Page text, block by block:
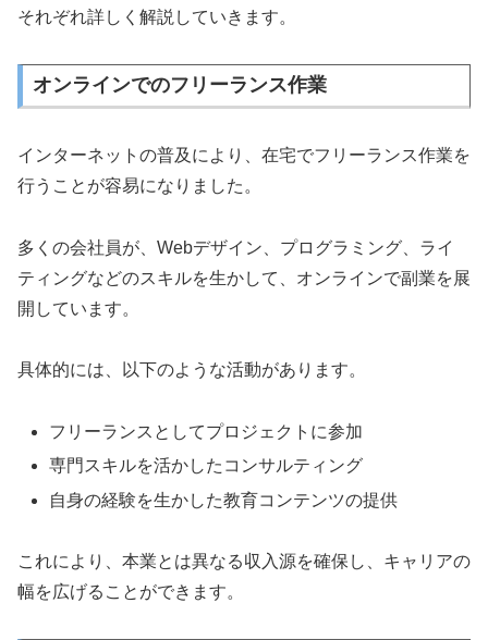
それぞれ詳しく解説していきます。
オンラインでのフリーランス作業
インターネットの普及により、在宅でフリーランス作業を
行うことが容易になりました。
多くの会社員が、Webデザイン、プログラミング、ライ
ティングなどのスキルを生かして、オンラインで副業を展
開しています。
具体的には、以下のような活動があります。
フリーランスとしてプロジェクトに参加
専門スキルを活かしたコンサルティング
自身の経験を生かした教育コンテンツの提供
これにより、本業とは異なる収入源を確保し、キャリアの
幅を広げることができます。